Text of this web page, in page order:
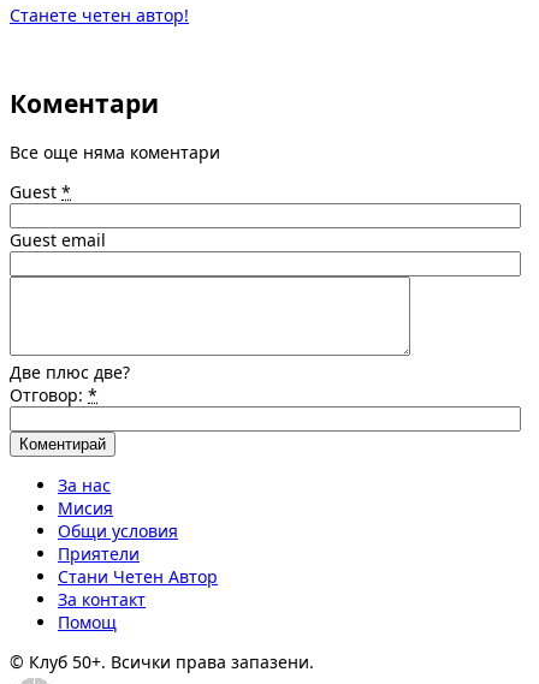
Станете четен автор!
Коментари
Все още няма коментари
Guest *
Guest email
Две плюс две?
Отговор: *
За нас
Мисия
Общи условия
Приятели
Стани Четен Автор
За контакт
Помощ
© Клуб 50+. Всички права запазени.